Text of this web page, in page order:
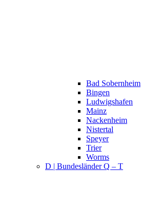
Bad Sobernheim
Bingen
Ludwigshafen
Mainz
Nackenheim
Nistertal
Speyer
Trier
Worms
D | Bundesländer Q – T